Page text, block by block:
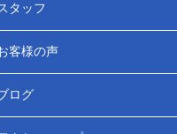
タッフ
客様の声
ログ